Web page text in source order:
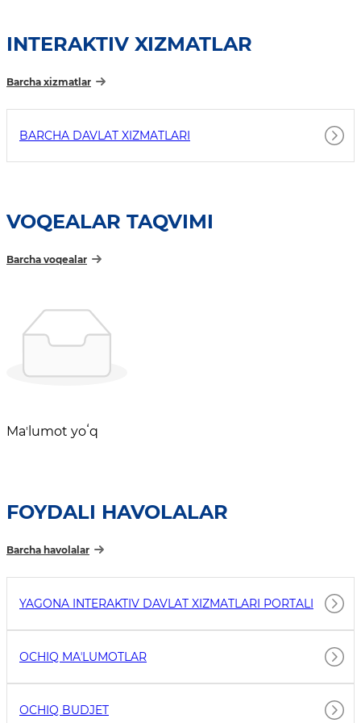
INTERAKTIV XIZMATLAR
Barcha xizmatlar
BARCHA DAVLAT XIZMATLARI
VOQEALAR TAQVIMI
Barcha voqealar
Maʼlumot yoʻq
FOYDALI HAVOLALAR
Barcha havolalar
YAGONA INTERAKTIV DAVLAT XIZMATLARI PORTALI
OCHIQ MAʼLUMOTLAR
OCHIQ BUDJET